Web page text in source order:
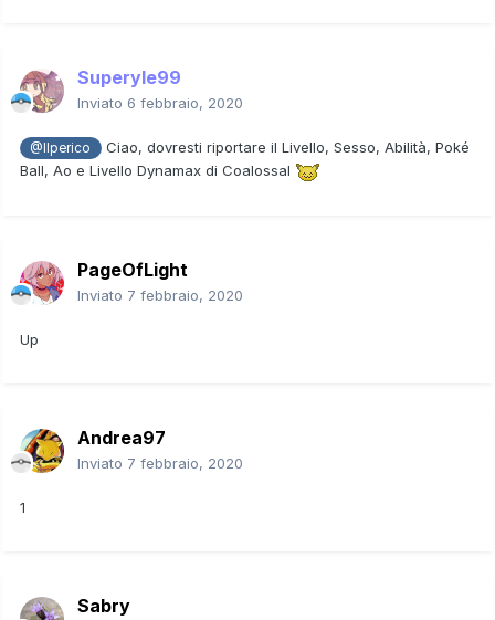
Superyle99
Inviato 6 febbraio, 2020
@Ilperico
Ciao, dovresti riportare il Livello, Sesso, Abilità, Poké
Ball, Ao e Livello Dynamax di Coalossal
PageOfLight
Inviato 7 febbraio, 2020
Up
Andrea97
Inviato 7 febbraio, 2020
1
Sabry